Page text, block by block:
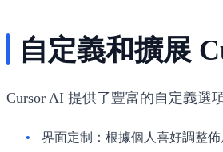
自定義和擴展
Cursor AI 提供了豐富的自定義選
界面定制 ：根據個人喜好調整